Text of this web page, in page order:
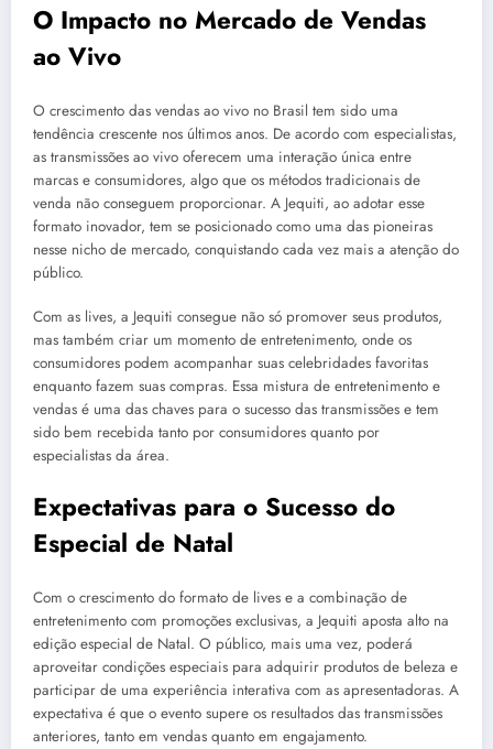
O Impacto no Mercado de Vendas
ao Vivo
O crescimento das vendas ao vivo no Brasil tem sido uma
tendência crescente nos últimos anos. De acordo com especialistas,
as transmissões ao vivo oferecem uma interação única entre
marcas e consumidores, algo que os métodos tradicionais de
venda não conseguem proporcionar. A Jequiti, ao adotar esse
formato inovador, tem se posicionado como uma das pioneiras
nesse nicho de mercado, conquistando cada vez mais a atenção do
público.
Com as lives, a Jequiti consegue não só promover seus produtos,
mas também criar um momento de entretenimento, onde os
consumidores podem acompanhar suas celebridades favoritas
enquanto fazem suas compras. Essa mistura de entretenimento e
vendas é uma das chaves para o sucesso das transmissões e tem
sido bem recebida tanto por consumidores quanto por
especialistas da área.
Expectativas para o Sucesso do
Especial de Natal
Com o crescimento do formato de lives e a combinação de
entretenimento com promoções exclusivas, a Jequiti aposta alto na
edição especial de Natal. O público, mais uma vez, poderá
aproveitar condições especiais para adquirir produtos de beleza e
participar de uma experiência interativa com as apresentadoras. A
expectativa é que o evento supere os resultados das transmissões
anteriores, tanto em vendas quanto em engajamento.